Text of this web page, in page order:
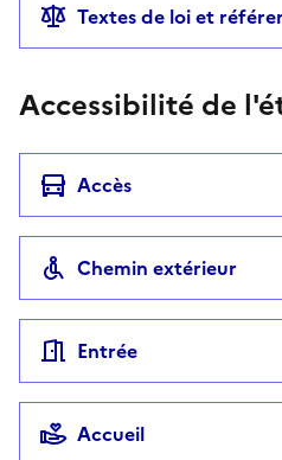
Textes de loi et
Accessibilité de
Accès
Chemin extérieur
Entrée
Accueil